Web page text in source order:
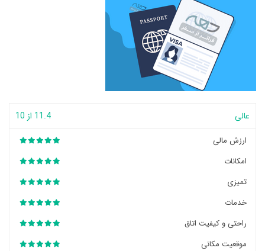
عالی 11.4 از 10
ارزش مالی
امکانات
تمیزی
خدمات
راحتی و کیفیت اتاق
موقعیت مکانی